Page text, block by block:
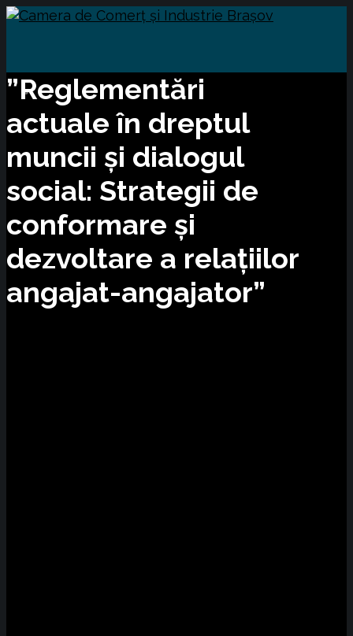
”Reglementări
actuale în dreptul
muncii și dialogul
social: Strategii de
conformare și
dezvoltare a relațiilor
angajat-angajator”